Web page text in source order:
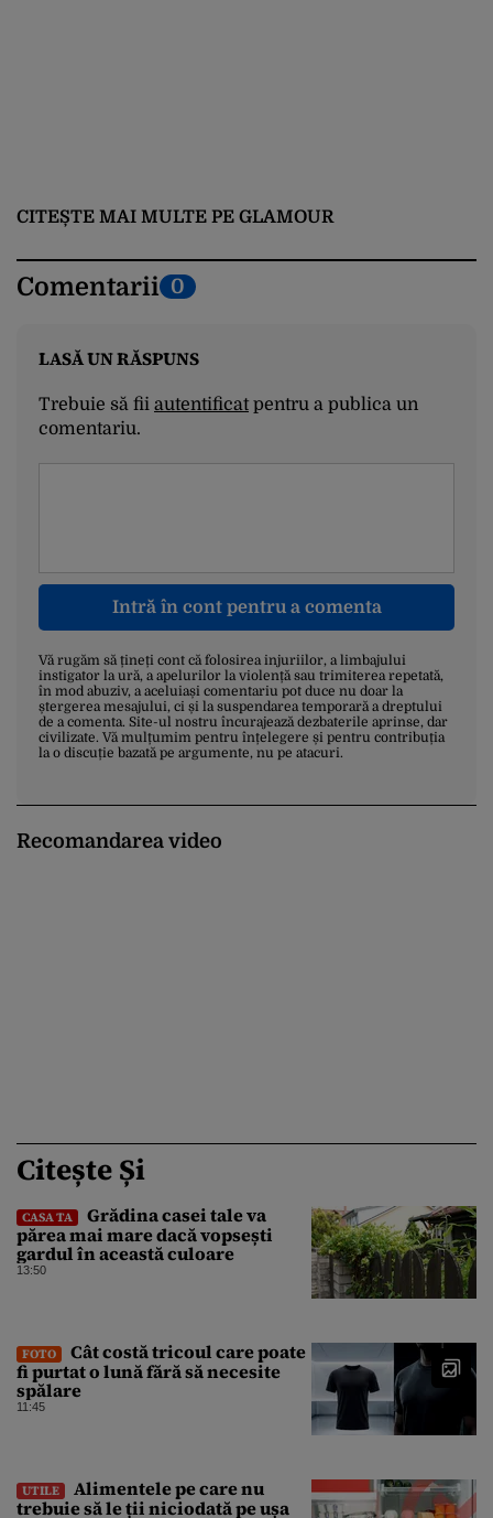
CITEȘTE MAI MULTE PE GLAMOUR
Comentarii 0
LASĂ UN RĂSPUNS
Trebuie să fii autentificatpentru a publica un
comentariu.
Intră în cont pentru a comenta
Vă rugăm să țineți cont că folosirea injuriilor, a limbajului
instigator la ură, a apelurilor la violență sau trimiterea repetată,
în mod abuziv, a aceluiași comentariu pot duce nu doar la
ștergerea mesajului, ci și la suspendarea temporară a dreptului
de a comenta. Site-ul nostru încurajează dezbaterile aprinse, dar
civilizate. Vă mulțumim pentru înțelegere și pentru contribuția
la o discuție bazată pe argumente, nu pe atacuri.
Recomandarea video
Citește Și
CASA TA
Grădina casei tale va
părea mai mare dacă vopsești
gardul în această culoare
13:50
FOTO
Cât costă tricoul care poate
fi purtat o lună fără să necesite
spălare
11:45
UTILE
Alimentele pe care nu
trebuie să le ții niciodată pe ușa